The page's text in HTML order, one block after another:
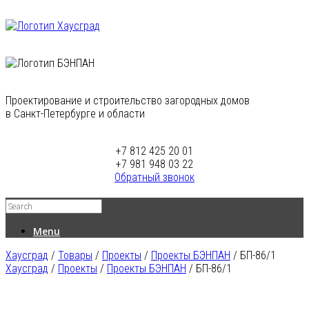
Проектирование и строительство загородных домов
в Санкт-Петербурге и области
+7 812 425 20 01
+7 981 948 03 22
Обратный звонок
Menu
Хаусград / Товары / Проекты / Проекты БЭНПАН / БП-86/1
Хаусград / Проекты / Проекты БЭНПАН / БП-86/1